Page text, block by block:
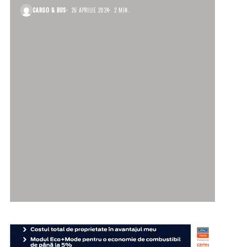
CARGO & BUS 26 APRILIE 2024 2 MIN.